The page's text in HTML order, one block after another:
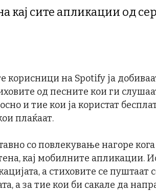
кај сите апликации од
корисници на Spotify ја
од песните кои ги
и тие кои ја користат
плаќаат.
со повлекување нагоре
кај мобилните апликации.
а стиховите се пуштаат
а за тие кои би сакале да